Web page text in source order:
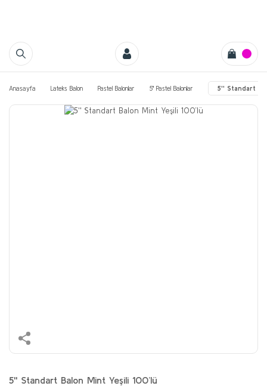
Anasayfa Lateks Balon Pastel Balonlar 5'' Pastel Balonlar 5'' Standart
5'' Standart Balon Mint Yeşili 100’lü